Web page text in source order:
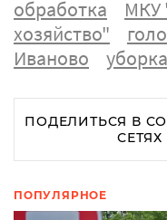
обработка
МКУ
хозяйство"
Иваново
ПОДЕЛИТЬСЯ В
СЕТЯХ
ПОПУЛЯРНОЕ